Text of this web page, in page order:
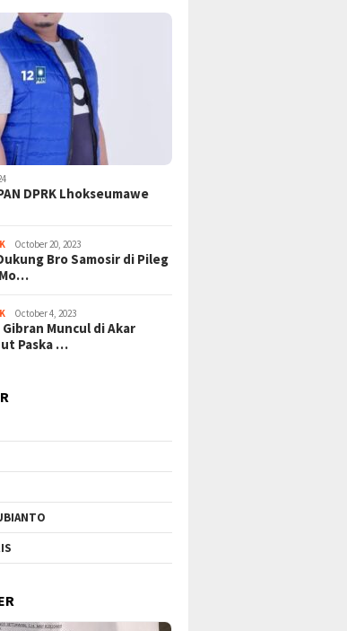
DPRK Lhokseumawe
October 20, 2023
Bro Samosir di Pileg
October 4, 2023
Gibran Muncul di Akar
Paska …